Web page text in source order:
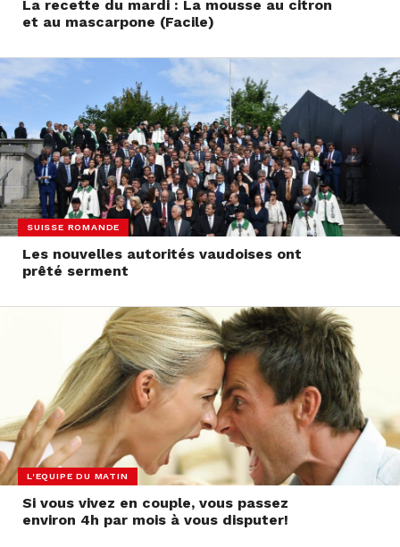
La recette du mardi : La mousse au citron
et au mascarpone (Facile)
SUISSE ROMANDE
Les nouvelles autorités vaudoises ont
prêté serment
L'EQUIPE DU MATIN
Si vous vivez en couple, vous passez
environ 4h par mois à vous disputer!